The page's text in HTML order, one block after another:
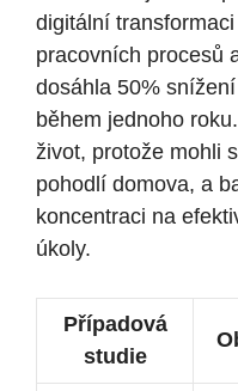
digitální
pracovních procesů
dosáhla 50%
během jednoho
život, protože mohli
pohodlí domova, a
koncentraci na
úkoly.
Případová
studie